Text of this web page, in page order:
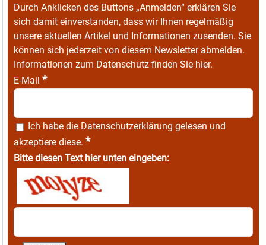
Durch Anklicken des Buttons „Anmelden“ erklären Sie
sich damit einverstanden, dass wir Ihnen regelmäßig
unsere aktuellen Artikel und Informationen zusenden. Sie
können sich jederzeit von diesem Newsletter abmelden.
Informationen zum Datenschutz finden Sie hier.
E-Mail *
Ich habe die Datenschutzerklärung gelesen und
akzeptiere diese. *
Bitte diesen Text hier unten eingeben: